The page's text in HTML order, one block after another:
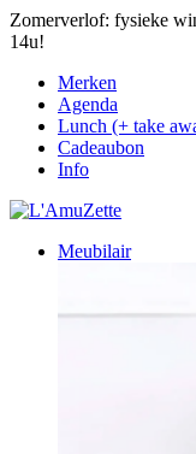
Zomerverlof: fysieke
14u!
Merken
Agenda
Lunch (+ take
Cadeaubon
Info
Meubilair